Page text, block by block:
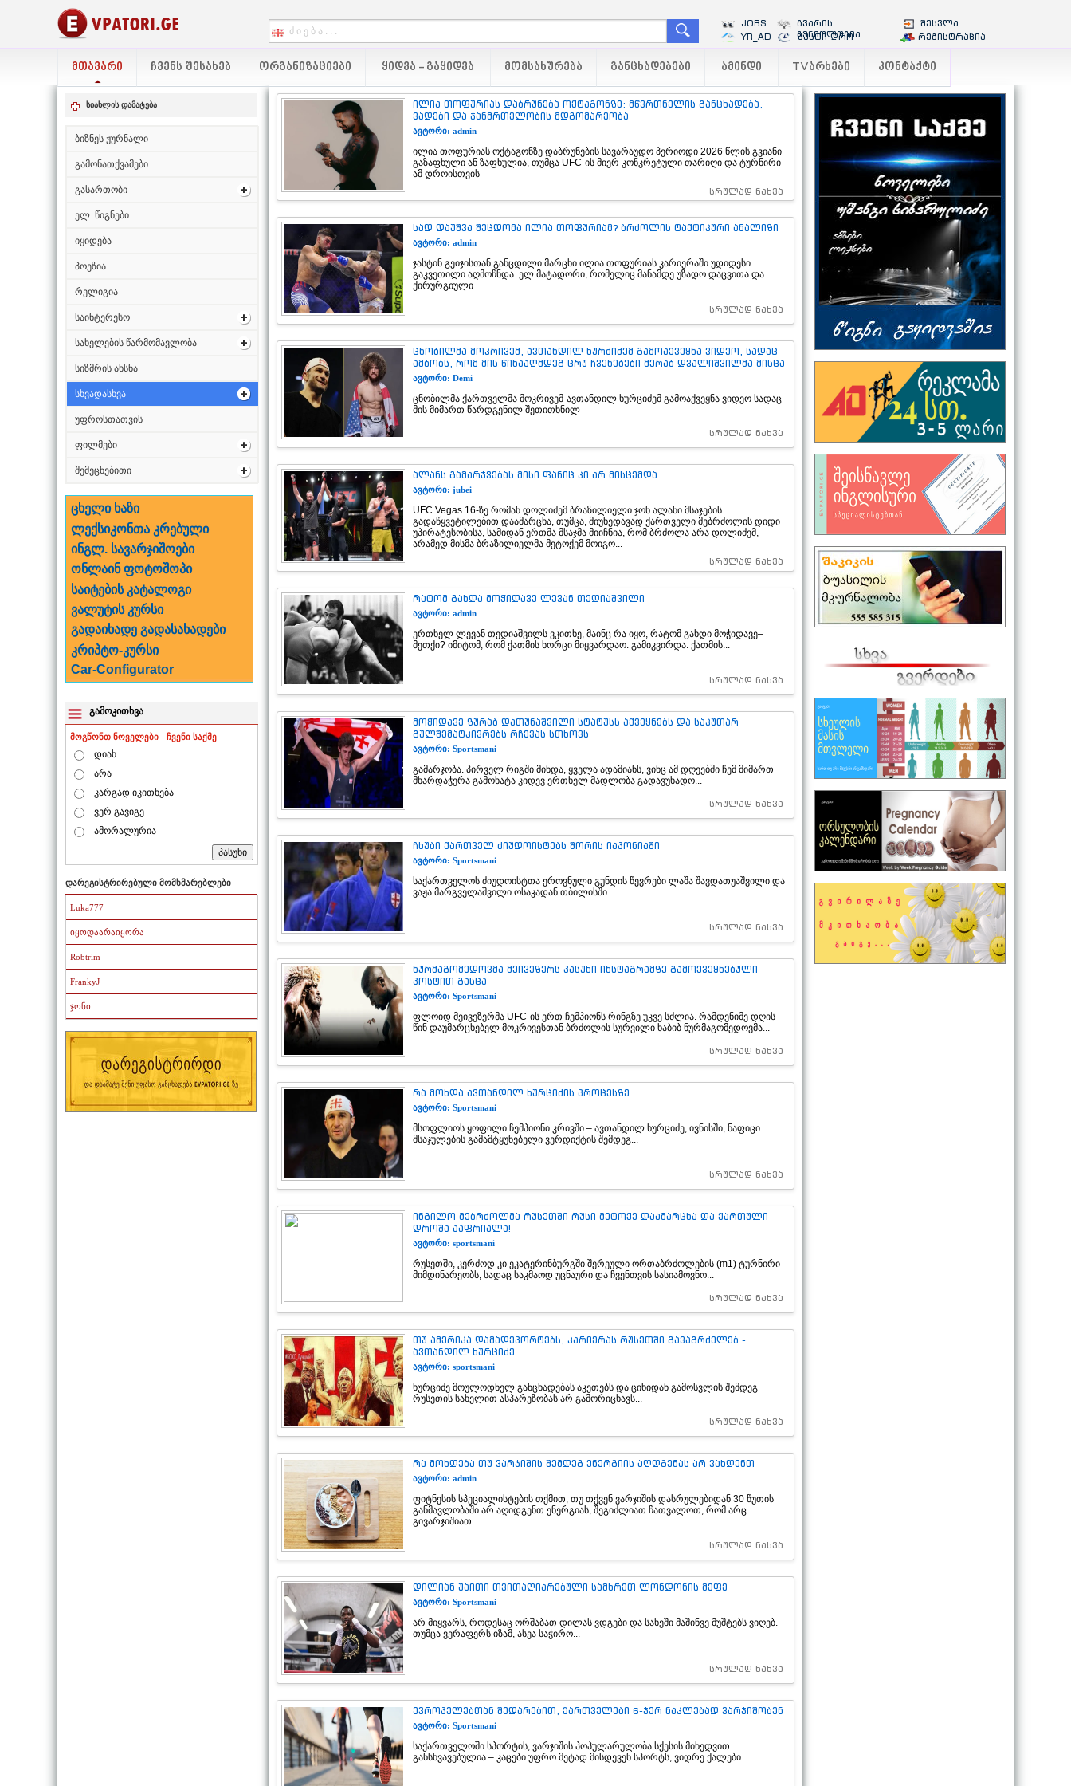
JOBS
გვარის
გენიოლოგია
შესვლა
YR_AD
ზუსტი დრო რეგისტრაცია
ᲛᲗᲐᲕᲐᲠᲘ ᲩᲕᲔᲜᲡ ᲨᲔᲡᲐᲮᲔᲑ ᲝᲠᲒᲐᲜᲘᲖᲐᲪᲘᲔᲑᲘ ᲧᲘᲓᲕᲐ - ᲒᲐᲧᲘᲓᲕᲐ ᲛᲝᲛᲡᲐᲮᲣᲠᲔᲑᲐ ᲒᲐᲜᲪᲮᲐᲓᲔᲑᲔᲑᲘ ᲐᲛᲘᲜᲓᲘ TVᲐᲠᲮᲔᲑᲘ ᲙᲝᲜᲢᲐᲥᲢᲘ
სიახლის დამატება
ბიზნეს ჟურნალი
გამონათქვამები
გასართობი
ელ. წიგნები
იყიდება
პოეზია
რელიგია
საინტერესო
სახელების წარმომავლობა
სიზმრის ახსნა
სხვადასხვა
უფროსთათვის
ფილმები
შემეცნებითი
ცხელი ხაზი
ლექსიკონთა კრებული
ინგლ. სავარჯიშოები
ონლაინ ფოტოშოპი
საიტების კატალოგი
ვალუტის კურსი
გადაიხადე გადასახადები
კრიპტო-კურსი
Car-Configurator
გამოკითხვა
მოგწონთ ნოველები - ჩვენი საქმე
დიახ
არა
კარგად იკითხება
ვერ გავიგე
ამორალურია
დარეგისტრირებული მომხმარებლები
Luka777
იყოდაარაიყორა
Robtrim
FrankyJ
ჯონი
ილია თოფურიას დაბრუნება ოქტაგონზე: მწვრთნელის განცხადება,
ვადები და ჯანმრთელობის მდგომარეობა
ავტორი: admin
ილია თოფურიას ოქტაგონზე დაბრუნების სავარაუდო პერიოდი 2026 წლის გვიანი
გაზაფხული ან ზაფხულია, თუმცა UFC-ის მიერ კონკრეტული თარიღი და ტურნირი
ამ დროისთვის
სრულად ნახვა
სად დაუშვა შეცდომა ილია თოფურიამ? ბრძოლის ტაქტიკური ანალიზი
ავტორი: admin
ჯასტინ გეიჯისთან განცდილი მარცხი ილია თოფურიას კარიერაში უდიდესი
გაკვეთილი აღმოჩნდა. ელ მატადორი, რომელიც მანამდე უზადო დაცვითა და
ქირურგიული
სრულად ნახვა
ცნობილმა მოკრივემ, ავთანდილ ხურძიძემ გამოაქვეყნა ვიდეო, სადაც
ამბობს, რომ მის წინააღმდეგ ცრუ ჩვენებები მერაბ დვალიშვილმა მისცა
ავტორი: Demi
ცნობილმა ქართველმა მოკრივემ-ავთანდილ ხურციძემ გამოაქვეყნა ვიდეო სადაც
მის მიმართ წარდგენილ შეთითხნილ
სრულად ნახვა
ალანს გამარჯვებას მისი ფანიც კი არ მისცემდა
ავტორი: jubei
UFC Vegas 16-ზე რომან დოლიძემ ბრაზილიელი ჯონ ალანი მსაჯების
გადაწყვეტილებით დაამარცხა, თუმცა, მიუხედავად ქართველი მებრძოლის დიდი
უპირატესობისა, სამიდან ერთმა მსაჯმა მიიჩნია, რომ ბრძოლა არა დოლიძემ,
არამედ მისმა ბრაზილიელმა მეტოქემ მოიგო...
სრულად ნახვა
რატომ გახდა მოჭიდავე ლევან თედიაშვილი
ავტორი: admin
ერთხელ ლევან თედიაშვილს ვკითხე, მაინც რა იყო, რატომ გახდი მოჭიდავე–
მეთქი? იმიტომ, რომ ქათმის ხორცი მიყვარდაო. გამიკვირდა. ქათმის...
სრულად ნახვა
მოჭიდავე ზურაბ დათუნაშვილი სტატუსს აქვეყნებს და საკუთარ
გულშემატკივრებს რჩევას სთხოვს
ავტორი: Sportsmani
გამარჯობა. პირველ რიგში მინდა, ყველა ადამიანს, ვინც ამ დღეებში ჩემ მიმართ
მხარდაჭერა გამოხატა კიდევ ერთხელ მადლობა გადავუხადო...
სრულად ნახვა
ჩხუბი ქართველ ძიუდოისტებს შორის იაპონიაში
ავტორი: Sportsmani
საქართველოს ძიუდოისტთა ეროვნული გუნდის წევრები ლაშა შავდათუაშვილი და
ვაჟა მარგველაშვილი ოსაკადან თბილისში...
სრულად ნახვა
ნურმაგომედოვმა მეივეზერს პასუხი ინსტაგრამზე გამოქვეყნებული
პოსტით გასცა
ავტორი: Sportsmani
ფლოიდ მეივეზერმა UFC-ის ერთ ჩემპიონს რინგზე უკვე სძლია. რამდენიმე დღის
წინ დაუმარცხებელ მოკრივესთან ბრძოლის სურვილი ხაბიბ ნურმაგომედოვმა...
სრულად ნახვა
რა მოხდა ავთანდილ ხურციძის პროცესზე
ავტორი: Sportsmani
მსოფლიოს ყოფილი ჩემპიონი კრივში – ავთანდილ ხურციძე, ივნისში, ნაფიცი
მსაჯულების გამამტყუნებელი ვერდიქტის შემდეგ...
სრულად ნახვა
ინგილო მებრძოლმა რუსეთში რუსი მეტოქე დაამარცხა და ქართული
დროშა ააფრიალა!
ავტორი: sportsmani
რუსეთში, კერძოდ კი ეკატერინბურგში შერეული ორთაბრძოლების (m1) ტურნირი
მიმდინარეობს, სადაც საკმაოდ უცნაური და ჩვენთვის სასიამოვნო...
სრულად ნახვა
თუ ამერიკა დამადეპორტებს, კარიერას რუსეთში გავაგრძელებ -
ავთანდილ ხურციძე
ავტორი: sportsmani
ხურციძე მოულოდნელ განცხადებას აკეთებს და ციხიდან გამოსვლის შემდეგ
რუსეთის სახელით ასპარეზობას არ გამორიცხავს...
სრულად ნახვა
რა მოხდება თუ ვარჯიშის შემდეგ ენერგიის აღდგენას არ ვახდენთ
ავტორი: admin
ფიტნესის სპეციალისტების თქმით, თუ თქვენ ვარჯიშის დასრულებიდან 30 წუთის
განმავლობაში არ აღიდგენთ ენერგიას, შეგიძლიათ ჩათვალოთ, რომ არც
გივარჯიშიათ.
სრულად ნახვა
დილიან უაითი თვითაღიარებული სამხრეთ ლონდონის მეფე
ავტორი: Sportsmani
არ მიყვარს, როდესაც ორშაბათ დილას ვდგები და სახეში მაშინვე მუშტებს ვიღებ.
თუმცა ვერაფერს იზამ, ასეა საჭირო...
სრულად ნახვა
ევროპელებთან შედარებით, ქართველები 6-ჯერ ნაკლებად ვარჯიშობენ
ავტორი: Sportsmani
საქართველოში სპორტის, ვარჯიშის პოპულარულობა სქესის მიხედვით
განსხვავებულია – კაცები უფრო მეტად მისდევენ სპორტს, ვიდრე ქალები...